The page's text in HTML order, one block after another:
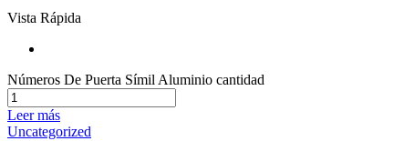
Vista Rápida
Números De Puerta Símil Aluminio cantidad
Leer más
Uncategorized